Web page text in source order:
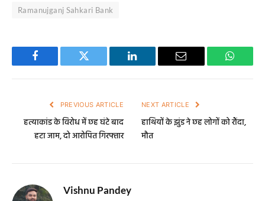
Ramanujganj Sahkari Bank
Facebook Twitter LinkedIn Email
PREVIOUS ARTICLE
हत्याकांड के विरोध में छह घंटे बाद
हटा जाम, दो आरोपित गिरफ्तार
NEXT ARTICLE
हाथियों के झुंड ने छह लोगों को रौंदा,
मौत
Vishnu Pandey